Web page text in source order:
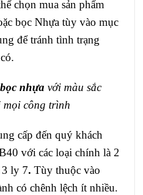
chọn mua sản phẩm
bọc Nhựa tùy vào mục
để tránh tình trạng
nhựa với màu sắc
mọi công trình
cấp đến quý khách
với các loại chính là 2
ly 7. Tùy thuộc vào
có chênh lệch ít nhiều.